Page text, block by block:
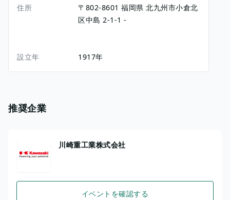
住所 〒802-8601 福岡県 北九州市小倉北
区中島 2-1-1 -
設立年 1917年
推奨企業
川崎重工業株式会社
イベントを確認する